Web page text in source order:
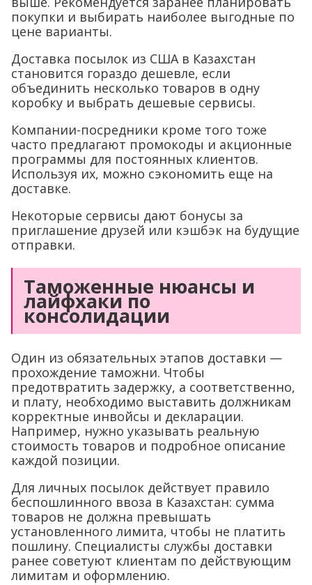
покупки и выбирать наиболее выгодные по
цене варианты.
Доставка посылок из США в Казахстан
становится гораздо дешевле, если
объединить несколько товаров в одну
коробку и выбрать дешевые сервисы.
Компании-посредники кроме того тоже
часто предлагают промокоды и акционные
программы для постоянных клиентов.
Используя их, можно сэкономить еще на
доставке.
Некоторые сервисы дают бонусы за
приглашение друзей или кэшбэк на будущие
отправки.
Таможенные нюансы и
лайфхаки по
консолидации
Один из обязательных этапов доставки —
прохождение таможни. Чтобы
предотвратить задержку, а соответственно,
и плату, необходимо выставить должникам
корректные инвойсы и декларации.
Например, нужно указывать реальную
стоимость товаров и подробное описание
каждой позиции.
Для личных посылок действует правило
беспошлинного ввоза в Казахстан: сумма
товаров не должна превышать
установленного лимита, чтобы не платить
пошлину. Специалисты службы доставки
ранее советуют клиентам по действующим
лимитам и оформлению.